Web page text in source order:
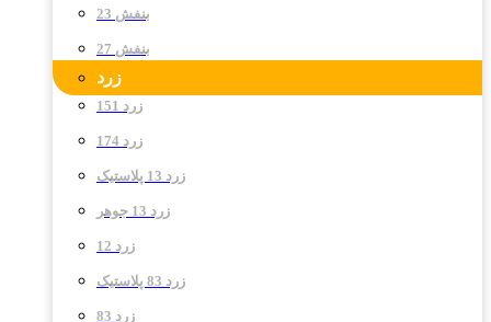
بنفش 23
بنفش 27
زرد
زرد 151
زرد 174
زرد 13 پلاستیک
زرد 13 جوهر
زرد 12
زرد 83 پلاستیک
زرد 83